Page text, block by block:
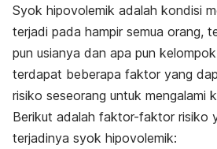
Syok hipovolemik adalah kondisi
terjadi pada hampir semua orang,
pun usianya dan apa pun
terdapat beberapa faktor yang
risiko seseorang untuk mengalami
Berikut adalah faktor-faktor risiko
terjadinya syok hipovolemik: